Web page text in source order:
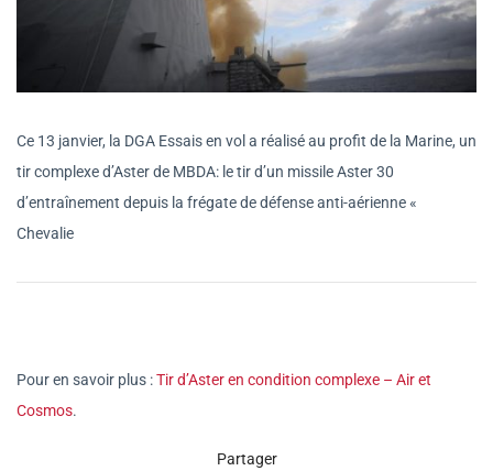
Ce 13 janvier, la DGA Essais en vol a réalisé au profit de la Marine, un
tir complexe d’Aster de MBDA: le tir d’un missile Aster 30
d’entraînement depuis la frégate de défense anti-aérienne «
Chevalie
Pour en savoir plus :Tir d’Aster en condition complexe – Air et
Cosmos.
Partager